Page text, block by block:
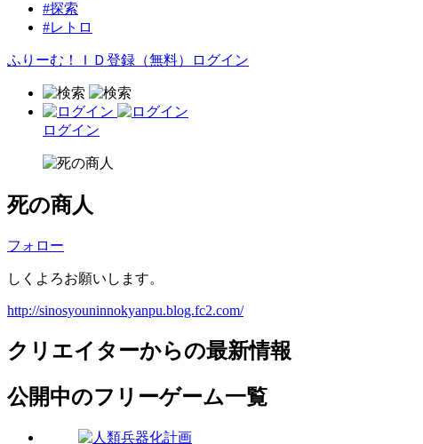
#探索
#レトロ
ふりーむ！ＩＤ登録（無料） ログイン
ログイン
死の商人
フォロー
しくよろお願いします。
http://sinosyouninnokyanpu.blog.fc2.com/
クリエイターからの最新情報
公開中のフリーゲーム一覧